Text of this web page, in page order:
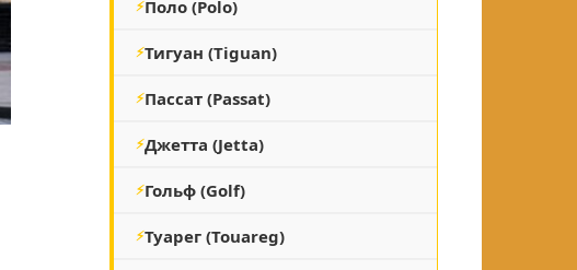
Поло (Polo)
Тигуан (Tiguan)
Пассат (Passat)
Джетта (Jetta)
Гольф (Golf)
Туарег (Touareg)